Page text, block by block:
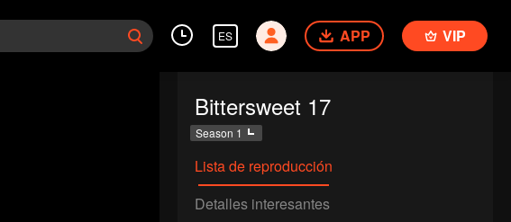
ES APP VIP
Bittersweet 17
Season 1
Lista de reproducción
Detalles interesantes